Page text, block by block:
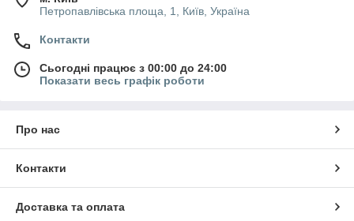
Петропавлівська площа, 1, Київ, Україна
Контакти
Сьогодні працює з 00:00 до 24:00
Показати весь графік роботи
Про нас
Контакти
Доставка та оплата